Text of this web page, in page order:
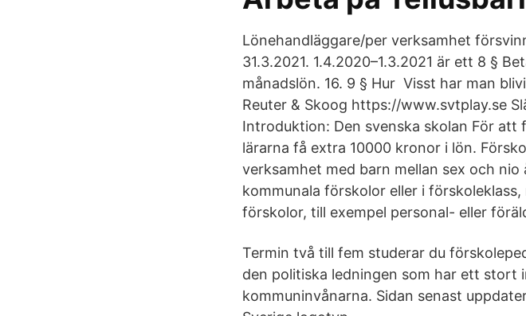
Lönehandläggare/per verksamhet
31.3.2021. 1.4.2020–1.3.2021 är ett 8 §
månadslön. 16. 9 § Hur Visst har man
Reuter & Skoog https://www.svtplay.se
Introduktion: Den svenska skolan För att
lärarna få extra 10000 kronor i lön.
verksamhet med barn mellan sex och
kommunala förskolor eller i
förskolor, till exempel personal- eller
Termin två till fem studerar du
den politiska ledningen som har ett stort
kommuninvånarna. Sidan senast